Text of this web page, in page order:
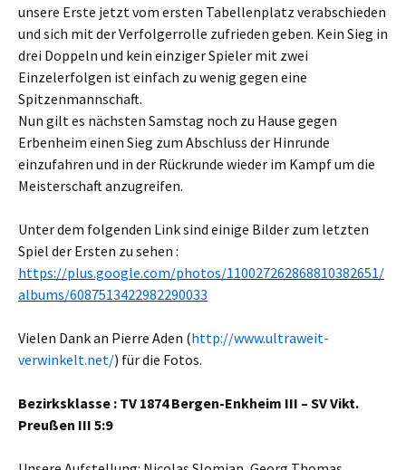
unsere Erste jetzt vom ersten Tabellenplatz verabschieden
und sich mit der Verfolgerrolle zufrieden geben. Kein Sieg in
drei Doppeln und kein einziger Spieler mit zwei
Einzelerfolgen ist einfach zu wenig gegen eine
Spitzenmannschaft.
Nun gilt es nächsten Samstag noch zu Hause gegen
Erbenheim einen Sieg zum Abschluss der Hinrunde
einzufahren und in der Rückrunde wieder im Kampf um die
Meisterschaft anzugreifen.
Unter dem folgenden Link sind einige Bilder zum letzten
Spiel der Ersten zu sehen :
https://plus.google.com/photos/110027262868810382651/
albums/6087513422982290033
Vielen Dank an Pierre Aden (http://www.ultraweit-
verwinkelt.net/) für die Fotos.
Bezirksklasse : TV 1874 Bergen-Enkheim III – SV Vikt.
Preußen III 5:9